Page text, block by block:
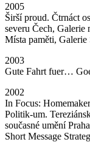
2005
Širší proud. Čtrnáct
severu Čech, Galerie
Místa paměti, Galerie
2003
Gute Fahrt fuer…
2002
In Focus:
Politik-um.
současné umění Praha
Short Message